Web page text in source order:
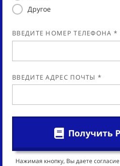
Другое
ВВЕДИТЕ НОМЕР ТЕЛЕФОНА *
ВВЕДИТЕ АДРЕС ПОЧТЫ *
Получить
Нажимая кнопку, Вы даете